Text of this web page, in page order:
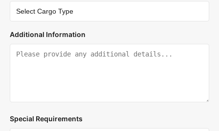
Additional Information
Special Requirements